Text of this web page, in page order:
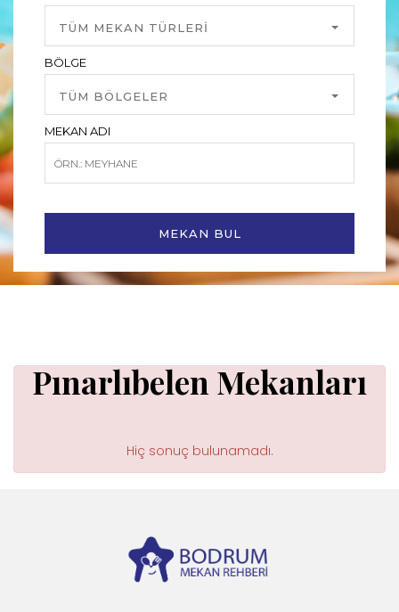
TÜM MEKAN TÜRLERİ
BÖLGE
TÜM BÖLGELER
MEKAN ADI
MEKAN BUL
Pınarlıbelen Mekanları
Hiç sonuç bulunamadı.